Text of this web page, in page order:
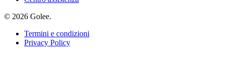
© 2026 Golee.
Termini e condizioni
Privacy Policy